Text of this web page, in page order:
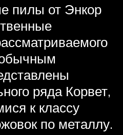
пилы от Энкор
ряда Корвет,
к классу
по металлу.